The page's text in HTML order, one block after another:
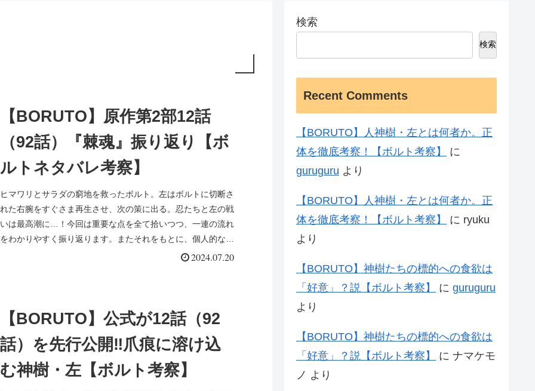
【BORUTO】原作第2部12話
（92話）『棘魂』振り返り【ボ
ルトネタバレ考察】
ヒマワリとサラダの窮地を救ったボルト。左はボルトに切断さ
れた右腕をすぐさま再生させ、次の策に出る。忍たちと左の戦
いは最高潮に…！今回は重要な点を全て拾いつつ、一連の流れ
をわかりやすく振り返ります。またそれをもとに、個人的な考
2024.07.20
【BORUTO】公式が12話（92
話）を先行公開‼爪痕に溶け込
む神樹・左【ボルト考察】
検索
検索
Recent Comments
【BORUTO】人神樹・左とは何者か。正
体を徹底考察！【ボルト考察】
に
guruguru より
【BORUTO】人神樹・左とは何者か。正
体を徹底考察！【ボルト考察】
に ryuku
より
【BORUTO】神樹たちの標的への食欲は
「好意」？説【ボルト考察】
に guruguru
より
【BORUTO】神樹たちの標的への食欲は
「好意」？説【ボルト考察】
に ナマケモ
ノ より